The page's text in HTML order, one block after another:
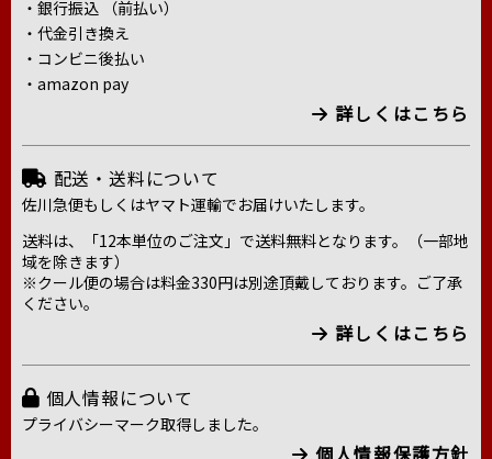
・銀行振込 （前払い）
・代金引き換え
・コンビニ後払い
・amazon pay
詳しくはこちら
配送・送料について
佐川急便もしくはヤマト運輸でお届けいたします。
送料は、「12本単位のご注文」で送料無料となります。（一部地
域を除きます）
※クール便の場合は料金330円は別途頂戴しております。ご了承
ください。
詳しくはこちら
個人情報について
プライバシーマーク取得しました。